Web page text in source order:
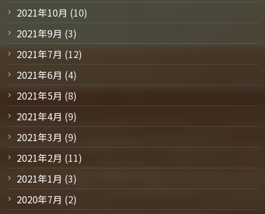
2021年10月 (10)
2021年9月 (3)
2021年7月 (12)
2021年6月 (4)
2021年5月 (8)
2021年4月 (9)
2021年3月 (9)
2021年2月 (11)
2021年1月 (3)
2020年7月 (2)